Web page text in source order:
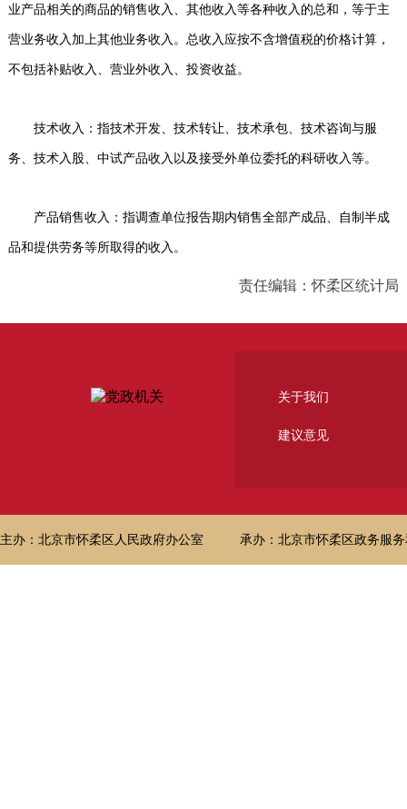
业产品相关的商品的销售收入、其他收入等各种收入的总和，等于主
营业务收入加上其他业务收入。总收入应按不含增值税的价格计算，
不包括补贴收入、营业外收入、投资收益。
技术收入：指技术开发、技术转让、技术承包、技术咨询与服
务、技术入股、中试产品收入以及接受外单位委托的科研收入等。
产品销售收入：指调查单位报告期内销售全部产成品、自制半成
品和提供劳务等所取得的收入。
责任编辑：怀柔区统计局
关于我们
建议意见
主办：北京市怀柔区人民政府办公室 承办：北京市怀柔区政务服